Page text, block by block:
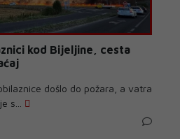
kod Bijeljine, cesta
došlo do požara, a vatra
s...